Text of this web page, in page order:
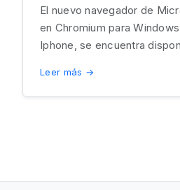
El nuevo navegador de
en Chromium para
Iphone, se encuentra
Leer más →